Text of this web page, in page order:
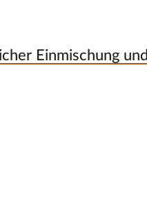
Einmischung und